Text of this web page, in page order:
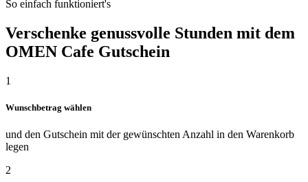
So einfach funktioniert's
Verschenke genussvolle Stunden mit dem
OMEN Cafe Gutschein
1
Wunschbetrag wählen
und den Gutschein mit der gewünschten Anzahl in den Warenkorb
legen
2